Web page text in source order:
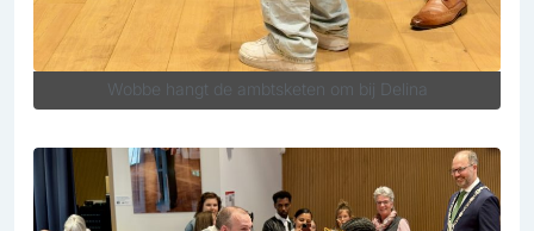
Wobbe hangt de ambtsketen om bij Delina